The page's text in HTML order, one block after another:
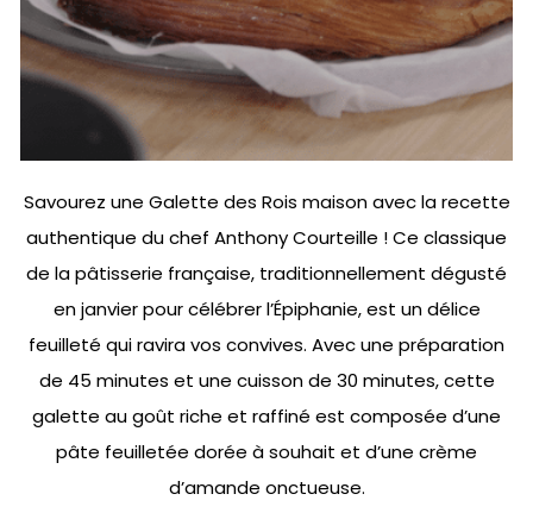
Savourez une Galette des Rois maison avec la recette
authentique du chef Anthony Courteille ! Ce classique
de la pâtisserie française, traditionnellement dégusté
en janvier pour célébrer l’Épiphanie, est un délice
feuilleté qui ravira vos convives. Avec une préparation
de 45 minutes et une cuisson de 30 minutes, cette
galette au goût riche et raffiné est composée d’une
pâte feuilletée dorée à souhait et d’une crème
d’amande onctueuse.